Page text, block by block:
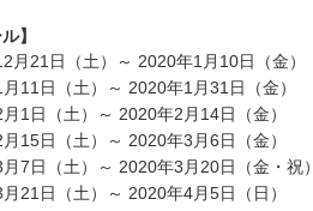
】
月21日（土）～ 2020年1月10日（金）
11日（土）～ 2020年1月31日（金）
1日（土）～ 2020年2月14日（金）
15日（土）～ 2020年3月6日（金）
7日（土）～ 2020年3月20日（金・祝）
21日（土）～ 2020年4月5日（日）